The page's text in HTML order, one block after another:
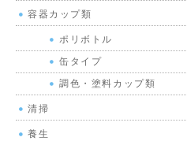
容器カップ類
ポリボトル
缶タイプ
調色・塗料カップ類
清掃
養生